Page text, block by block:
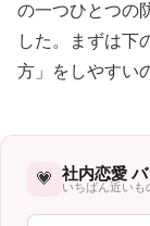
の一つひとつの
した。まずは下
方」をしやすい
💗 社内恋愛
いちばん近いも